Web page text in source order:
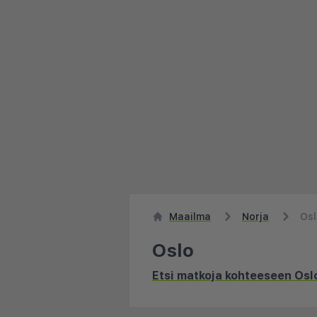
Maailma Norja
Oslo
Etsi matkoja kohteeseen